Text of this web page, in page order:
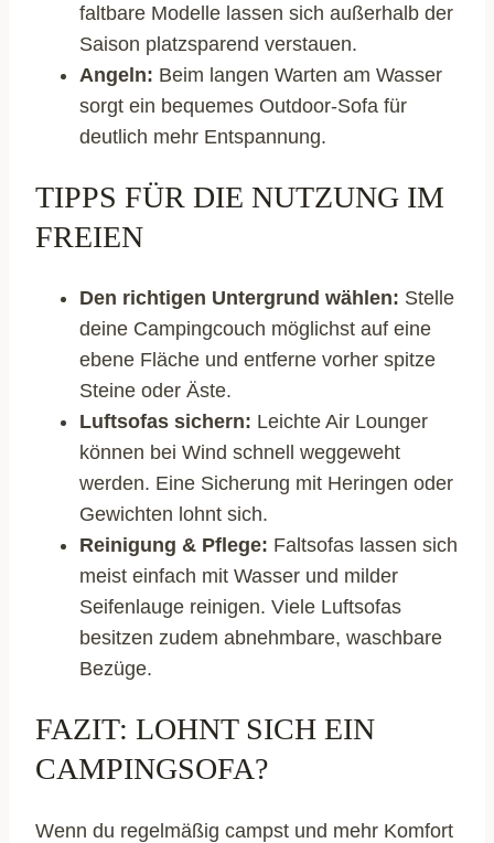
faltbare Modelle lassen sich außerhalb der
Saison platzsparend verstauen.
Angeln: Beim langen Warten am Wasser
sorgt ein bequemes Outdoor-Sofa für
deutlich mehr Entspannung.
TIPPS FÜR DIE NUTZUNG IM
FREIEN
Den richtigen Untergrund wählen: Stelle
deine Campingcouch möglichst auf eine
ebene Fläche und entferne vorher spitze
Steine oder Äste.
Luftsofas sichern: Leichte Air Lounger
können bei Wind schnell weggeweht
werden. Eine Sicherung mit Heringen oder
Gewichten lohnt sich.
Reinigung & Pflege: Faltsofas lassen sich
meist einfach mit Wasser und milder
Seifenlauge reinigen. Viele Luftsofas
besitzen zudem abnehmbare, waschbare
Bezüge.
FAZIT: LOHNT SICH EIN
CAMPINGSOFA?
Wenn du regelmäßig campst und mehr Komfort